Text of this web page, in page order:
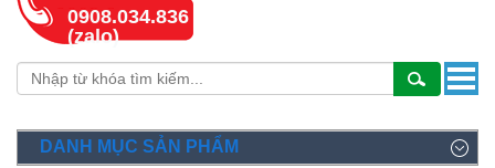
0908.034.836
(zalo)
DANH MỤC SẢN PHẨM